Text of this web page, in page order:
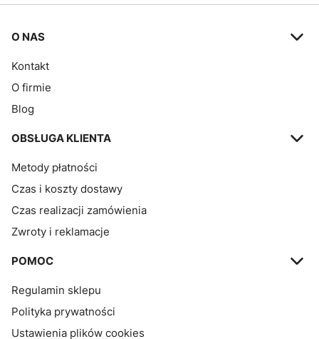
Linki w stopce
O NAS
Kontakt
O firmie
Blog
OBSŁUGA KLIENTA
Metody płatności
Czas i koszty dostawy
Czas realizacji zamówienia
Zwroty i reklamacje
POMOC
Regulamin sklepu
Polityka prywatności
Ustawienia plików cookies